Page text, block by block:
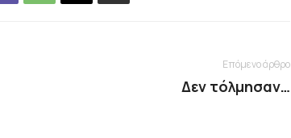
Επόμενο άρθρο
Δεν τόλμησαν…